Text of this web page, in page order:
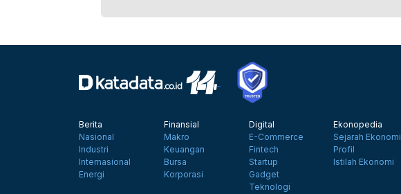
Berita
Nasional
Industri
Internasional
Energi
Finansial
Makro
Keuangan
Bursa
Korporasi
Digital
E-Commerce
Fintech
Startup
Gadget
Teknologi
Ekonopedia
Sejarah Ekonomi
Profil
Istilah Ekonomi